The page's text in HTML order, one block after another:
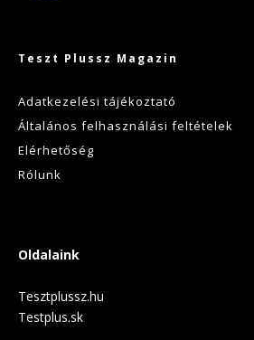
Teszt Plussz Magazin
Adatkezelési tájékoztató
Általános felhasználási feltételek
Elérhetőség
Rólunk
Oldalaink
Tesztplussz.hu
Testplus.sk